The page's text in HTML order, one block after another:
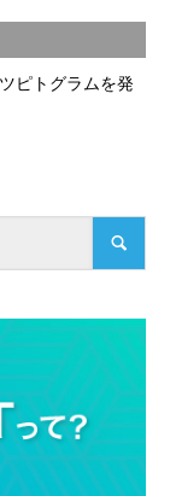
ピトグラムを発